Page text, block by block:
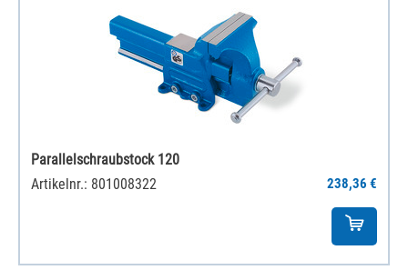
Parallelschraubstock 120
Artikelnr.: 801008322
238,36 €